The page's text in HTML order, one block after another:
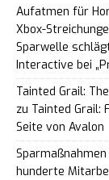
Aufatmen für
Xbox-
Sparwelle
Interactive bei
Tainted Grail:
zu Tainted Grail:
Seite von Avalon
hunderte